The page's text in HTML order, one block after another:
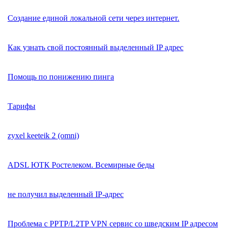
Создание единой локальной сети через интернет.
Как узнать свой постоянный выделенный IP адрес
Помощь по понижению пинга
Тарифы
zyxel keeteik 2 (omni)
ADSL ЮТК Ростелеком. Всемирные беды
не получил выделенный IP-адрес
Проблема с PPTP/L2TP VPN сервис со шведским IP адресом